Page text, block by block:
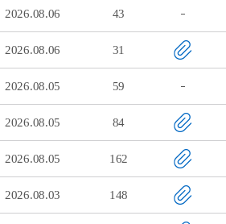
2026.08.06 43
2026.08.06 31
2026.08.05 59
2026.08.05 84
2026.08.05 162
2026.08.03 148